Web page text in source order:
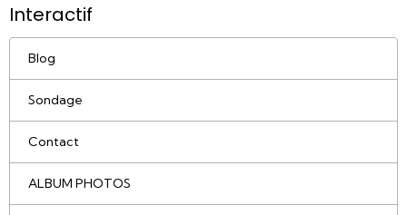
Interactif
Blog
Sondage
Contact
ALBUM PHOTOS